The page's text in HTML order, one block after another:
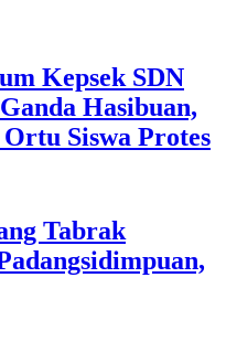
Kepsek SDN
Hasibuan,
Siswa Protes
Tabrak